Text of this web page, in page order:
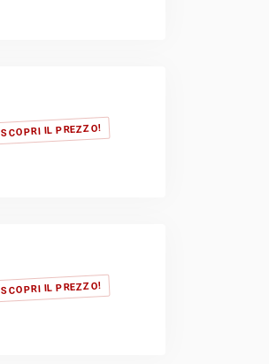
SCOPRI IL PREZZO!
SCOPRI IL PREZZO!